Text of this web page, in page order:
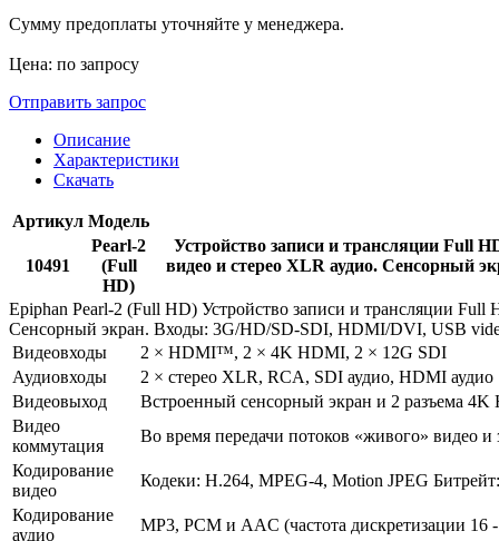
Сумму предоплаты уточняйте у менеджера.
Цена: по запросу
Отправить запрос
Описание
Характеристики
Скачать
Артикул Модель
10491
Pearl-2
(Full
HD)
Устройство записи и трансляции Full
видео и стерео XLR аудио. Сенсорный
Epiphan Pearl-2 (Full HD) Устройство записи и трансляции
Сенсорный экран. Входы: 3G/HD/SD-SDI, HDMI/DVI, USB
Видеовходы
2 × HDMI™, 2 × 4K HDMI, 2 × 12G SDI
Аудиовходы
2 × стерео XLR, RCA, SDI аудио, HDMI аудио
Видеовыход
Встроенный сенсорный экран и 2 разъема 4K
Видео
коммутация
Во время передачи потоков «живого» видео
Кодирование
видео
Кодеки: H.264, MPEG-4, Motion JPEG
Кодирование
аудио
MP3, PCM и AAC (частота дискретизации 16